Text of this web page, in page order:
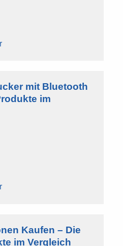
mit Bluetooth
im
Kaufen – Die
im Vergleich